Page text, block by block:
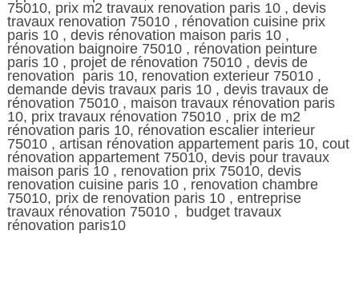
75010, prix m2 travaux renovation paris 10 , devis
travaux renovation 75010 , rénovation cuisine prix
paris 10 , devis rénovation maison paris 10 ,
rénovation baignoire 75010 , rénovation peinture
paris 10 , projet de rénovation 75010 , devis de
renovation paris 10, renovation exterieur 75010 ,
demande devis travaux paris 10 , devis travaux de
rénovation 75010 , maison travaux rénovation paris
10, prix travaux rénovation 75010 , prix de m2
rénovation paris 10, rénovation escalier interieur
75010 , artisan rénovation appartement paris 10, cout
rénovation appartement 75010, devis pour travaux
maison paris 10 , renovation prix 75010, devis
renovation cuisine paris 10 , renovation chambre
75010, prix de renovation paris 10 , entreprise
travaux rénovation 75010 , budget travaux
rénovation paris10